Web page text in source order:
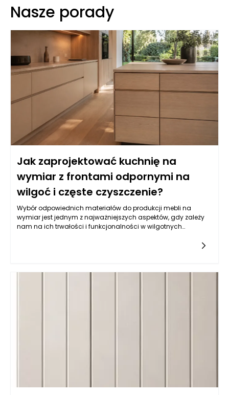
Nasze porady
Jak zaprojektować kuchnię na
wymiar z frontami odpornymi na
wilgoć i częste czyszczenie?
Wybór odpowiednich materiałów do produkcji mebli na
wymiar jest jednym z najważniejszych aspektów, gdy zależy
nam na ich trwałości i funkcjonalności w wilgotnych
sklejka wodoodporna. Istotne jest, aby materiał miał